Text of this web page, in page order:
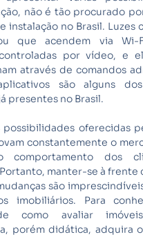
não é tão procurado
instalação no Brasil. Luzes
que acendem via Wi-
por vídeo, e
através de comandos
são alguns
presentes no Brasil.
possibilidades oferecidas
constantemente o
comportamento dos
manter-se à frente
são
imobiliários. Para
como avaliar
porém didática, adquira